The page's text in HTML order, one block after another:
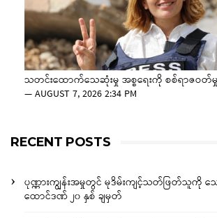
သတင်းထောက်သေဆုံးမှု အစ္စရေးကို စစ်ရာဇဝတ်မှု
—AUGUST 7, 2026 2:34 PM
RECENT POSTS
ပုဏ္ဏားကျွန်းအမှုတွင် မုဒိမ်းကျင့်သတ်ဖြတ်သူကို
ထောင်ဒဏ် ၂၀ နှစ် ချမှတ်